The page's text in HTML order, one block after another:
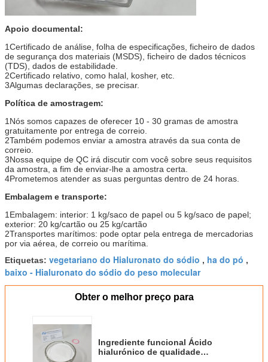
Apoio documental:
1Certificado de análise, folha de especificações, ficheiro de dados
de segurança dos materiais (MSDS), ficheiro de dados técnicos
(TDS), dados de estabilidade.
2Certificado relativo, como halal, kosher, etc.
3Algumas declarações, se precisar.
Política de amostragem:
1Nós somos capazes de oferecer 10 - 30 gramas de amostra
gratuitamente por entrega de correio.
2Também podemos enviar a amostra através da sua conta de
correio.
3Nossa equipe de QC irá discutir com você sobre seus requisitos
da amostra, a fim de enviar-lhe a amostra certa.
4Prometemos atender as suas perguntas dentro de 24 horas.
Embalagem e transporte:
1Embalagem: interior: 1 kg/saco de papel ou 5 kg/saco de papel;
exterior: 20 kg/cartão ou 25 kg/cartão
2Transportes marítimos: pode optar pela entrega de mercadorias
por via aérea, de correio ou marítima.
Etiquetas: vegetariano do Hialuronato do sódio , ha do pó ,
baixo - Hialuronato do sódio do peso molecular
Obter o melhor preço para
Ingrediente funcional Ácido
hialurónico de qualidade